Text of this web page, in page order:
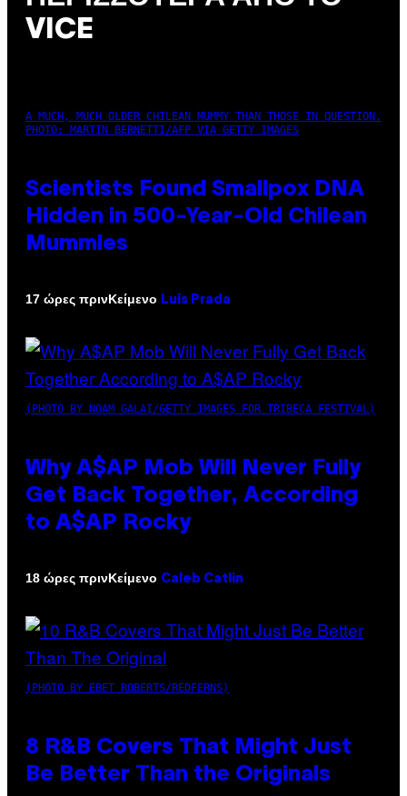
VICE
A MUCH, MUCH OLDER CHILEAN MUMMY THAN THOSE IN QUESTION.
PHOTO: MARTIN BERNETTI/AFP VIA GETTY IMAGES
Scientists Found Smallpox DNA
Hidden in 500-Year-Old Chilean
Mummies
17 ώρες πρινΚείμενο Luis Prada
(PHOTO BY NOAM GALAI/GETTY IMAGES FOR TRIBECA FESTIVAL)
Why A$AP Mob Will Never Fully
Get Back Together, According
to A$AP Rocky
18 ώρες πρινΚείμενο Caleb Catlin
(PHOTO BY EBET ROBERTS/REDFERNS)
8 R&B Covers That Might Just
Be Better Than the Originals